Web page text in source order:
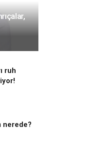
ruh
nerede?